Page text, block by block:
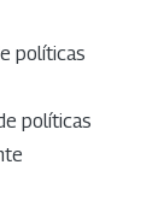
políticas
políticas